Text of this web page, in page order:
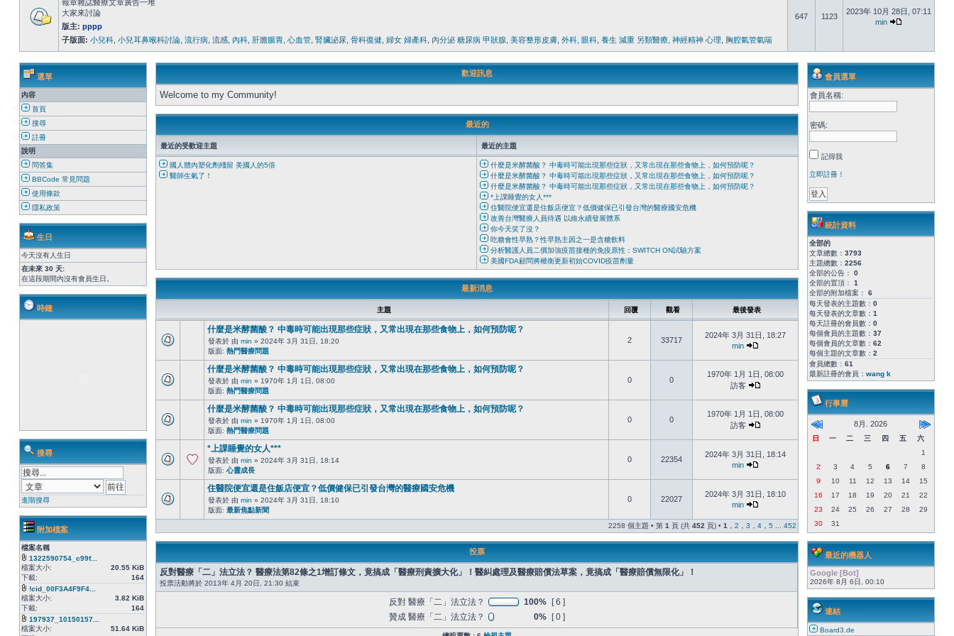
報章雜誌醫療文章廣告一堆
大家來討論
版主: pppp
子版面: 小兒科 小兒耳鼻喉科討論 流行病 流感 內科 肝膽腸胃 心血管 腎臟泌尿 骨科復健 婦女 婦產科 內分泌 糖尿病 甲狀腺 美容整形皮膚 外科 眼科 養生 減重 另類醫療 神經精神 心理 胸腔氣管氣喘
647 1123
2023年 10月 28日, 07:11
min
選單
內容
首頁
搜尋
註冊
說明
問答集
BBCode 常見問題
使用條款
隱私政策
生日
今天沒有人生日
在未來 30 天:
在這段期間內沒有會員生日。
時鐘
搜尋
進階搜尋
附加檔案
檔案名稱
1322590754_c99f...
檔案大小:
20.55 KiB
下載:
164
!cid_00F3A4F9F4...
檔案大小:
3.82 KiB
下載:
164
197937_10150157...
檔案大小:
51.64 KiB
歡迎訊息
Welcome to my Community!
最近的
最近的受歡迎主題 最近的主題
國人體內塑化劑殘留 美國人的5倍
醫師生氣了！
什麼是米酵菌酸？ 中毒時可能出現那些症狀，又常出現在那些食物上，如何預防呢？
什麼是米酵菌酸？ 中毒時可能出現那些症狀，又常出現在那些食物上，如何預防呢？
什麼是米酵菌酸？ 中毒時可能出現那些症狀，又常出現在那些食物上，如何預防呢？
*上課睡覺的女人***
住醫院便宜還是住飯店便宜？低價健保已引發台灣的醫療國安危機
改善台灣醫療人員待遇 以維永續發展體系
你今天笑了沒？
吃糖會性早熟？性早熟主因之一是含糖飲料
分析醫護人員二價加強疫苗接種的免疫原性：SWITCH ON試驗方案
美國FDA顧問將權衡更新初始COVID疫苗劑量
最新消息
主題 回覆 觀看 最後發表
什麼是米酵菌酸？ 中毒時可能出現那些症狀，又常出現在那些食物上，如何預防呢？
發表於 由 min » 2024年 3月 31日, 18:20
版面: 熱門醫療問題
2 33717
2024年 3月 31日, 18:27
min
什麼是米酵菌酸？ 中毒時可能出現那些症狀，又常出現在那些食物上，如何預防呢？
發表於 由 min » 1970年 1月 1日, 08:00
版面: 熱門醫療問題
0 0
1970年 1月 1日, 08:00
訪客
什麼是米酵菌酸？ 中毒時可能出現那些症狀，又常出現在那些食物上，如何預防呢？
發表於 由 min » 1970年 1月 1日, 08:00
版面: 熱門醫療問題
0 0
1970年 1月 1日, 08:00
訪客
*上課睡覺的女人***
發表於 由 min » 2024年 3月 31日, 18:14
版面: 心靈成長
0 22354
2024年 3月 31日, 18:14
min
住醫院便宜還是住飯店便宜？低價健保已引發台灣的醫療國安危機
發表於 由 min » 2024年 3月 31日, 18:10
版面: 最新焦點新聞
0 22027
2024年 3月 31日, 18:10
min
2258 個主題 • 第 1 頁 (共 452 頁) • 1 2 3 4 5 452
投票
反對醫療「二」法立法？ 醫療法第82條之1增訂條文，竟搞成「醫療刑責擴大化」！醫糾處理及醫療賠償法草案，竟搞成「醫療賠償無限化」！
投票活動將於 2013年 4月 20日, 21:30 結束
反對 醫療「二」法立法？ 100%
[ 6 ]
贊成 醫療「二」法立法？
0% [ 0 ]
會員選單
會員名稱:
密碼:
記得我
立即註冊！
統計資料
全部的
文章總數： 3793
主題總數： 2256
全部的公告： 0
全部的置頂： 1
全部的附加檔案： 6
每天發表的主題數： 0
每天發表的文章數： 1
每天註冊的會員數： 0
每個會員的主題數： 37
每個會員的文章數： 62
每個主題的文章數： 2
會員總數： 61
最新註冊的會員： wang k
行事曆
8月. 2026
日 一 二 三 四 五
六
1
2
3 4 5 6 7
8
9
10 11 12 13 14
15
16
17 18 19 20 21
22
23
24 25 26 27 28
29
30
31
最近的機器人
Google [Bot]
2026年 8月 6日, 00:10
連結
Board3.de